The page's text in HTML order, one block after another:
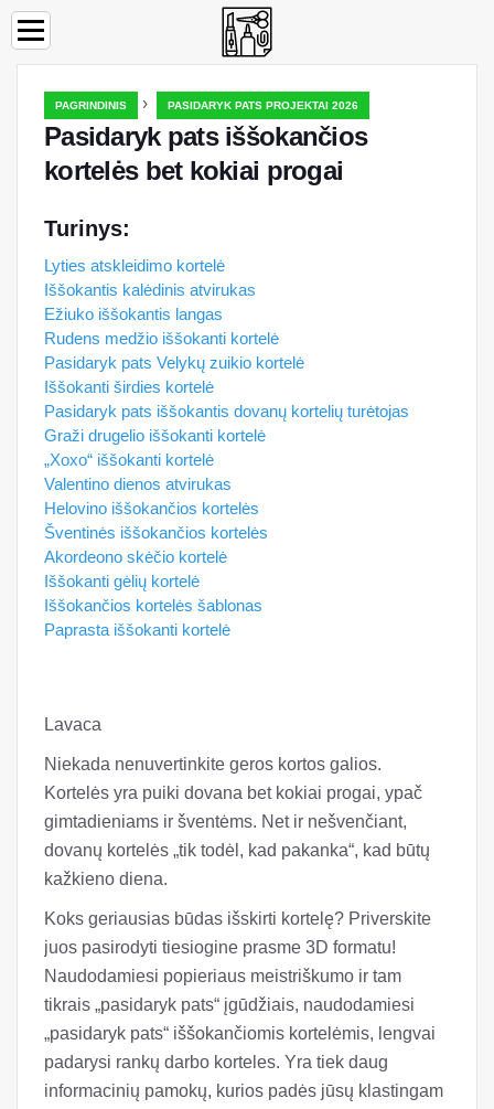
PAGRINDINIS › PASIDARYK PATS PROJEKTAI 2026
Pasidaryk pats iššokančios
kortelės bet kokiai progai
Turinys:
Lyties atskleidimo kortelė
Iššokantis kalėdinis atvirukas
Ežiuko iššokantis langas
Rudens medžio iššokanti kortelė
Pasidaryk pats Velykų zuikio kortelė
Iššokanti širdies kortelė
Pasidaryk pats iššokantis dovanų kortelių turėtojas
Graži drugelio iššokanti kortelė
„Xoxo“ iššokanti kortelė
Valentino dienos atvirukas
Helovino iššokančios kortelės
Šventinės iššokančios kortelės
Akordeono skėčio kortelė
Iššokanti gėlių kortelė
Iššokančios kortelės šablonas
Paprasta iššokanti kortelė
Lavaca
Niekada nenuvertinkite geros kortos galios.
Kortelės yra puiki dovana bet kokiai progai, ypač
gimtadieniams ir šventėms. Net ir nešvenčiant,
dovanų kortelės „tik todėl, kad pakanka“, kad būtų
kažkieno diena.
Koks geriausias būdas išskirti kortelę? Priverskite
juos pasirodyti tiesiogine prasme 3D formatu!
Naudodamiesi popieriaus meistriškumo ir tam
tikrais „pasidaryk pats“ įgūdžiais, naudodamiesi
„pasidaryk pats“ iššokančiomis kortelėmis, lengvai
padarysi rankų darbo korteles. Yra tiek daug
informacinių pamokų, kurios padės jūsų klastingam